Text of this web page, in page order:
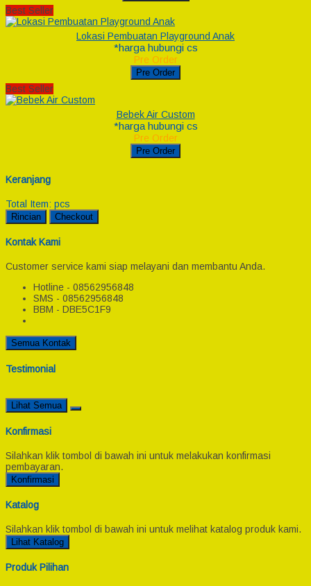
Best Seller
Lokasi Pembuatan Playground Anak
*harga hubungi cs
Pre Order
Pre Order
Best Seller
Bebek Air Custom
*harga hubungi cs
Pre Order
Pre Order
Keranjang
Total Item: pcs
Rincian Checkout
Kontak Kami
Customer service kami siap melayani dan membantu Anda.
Hotline - 08562956848
SMS - 08562956848
BBM - DBE5C1F9
Semua Kontak
Testimonial
Lihat Semua
Konfirmasi
Silahkan klik tombol di bawah ini untuk melakukan konfirmasi
pembayaran.
Konfirmasi
Katalog
Silahkan klik tombol di bawah ini untuk melihat katalog produk kami.
Lihat Katalog
Produk Pilihan